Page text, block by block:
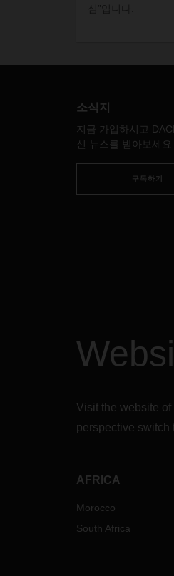
심”입니다
소식지
지금 가입하시고
신 뉴스를 받아보세요
구독하기
Visit the website
perspective switch
AFRICA
Morocco
South Africa